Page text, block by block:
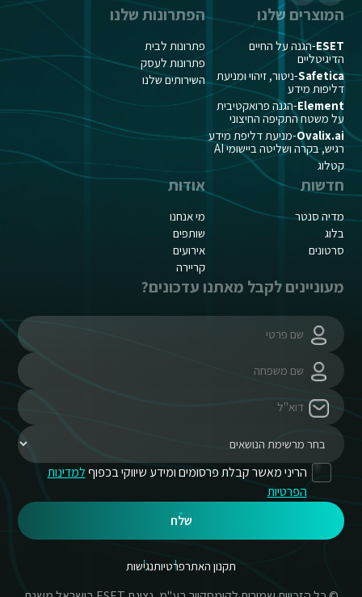
המוצרים שלנו
ESET-הגנה על החיים
הדיגיטליים
Safetica-ניטור, זיהוי ומניעת
דליפות מידע
Element-הגנה פרואקטיבית
על משטח התקיפה החיצוני
Ovalix.ai-מניעת דליפת מידע
רגיש, בקרה ושליטה ביישומי AI
קטלוג
הפתרונות שלנו
פתרונות לבית
פתרונות לעסק
השירותים שלנו
חדשות
מדיה סנטר
בלוג
סרטונים
אודות
מי אנחנו
שותפים
אירועים
קריירה
מעוניינים לקבל מאתנו עדכונים?
הריני מאשר קבלת פרסומים ומידע שיווקי בכפוףלמדינות
הפרטיות
שלח
תקנון האתרפרטיותנגישות